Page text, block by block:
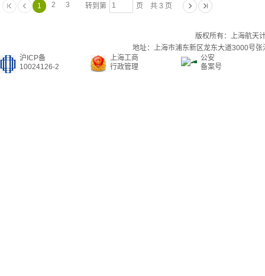
1 2 3 转到第 页 共 3 页
版权所有：上海航天
地址：上海市浦东新区龙东大道3000号
沪ICP备
10024126-2
上海工商
行政管理
公安
备案号